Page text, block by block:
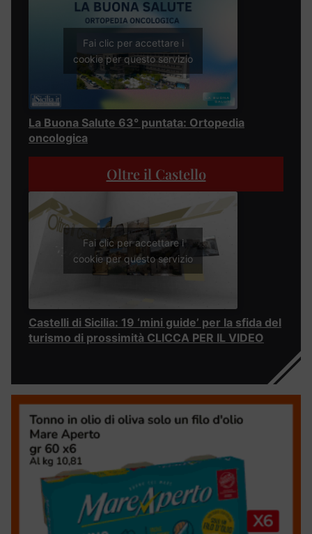
Fai clic per accettare i
cookie per questo servizio
La Buona Salute 63° puntata: Ortopedia
oncologica
Oltre il Castello
Fai clic per accettare i
cookie per questo servizio
Castelli di Sicilia: 19 ‘mini guide’ per la sfida del
turismo di prossimità CLICCA PER IL VIDEO